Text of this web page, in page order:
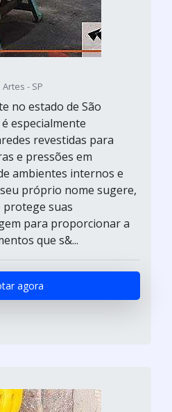
Artes - SP
no estado de São
especialmente
revestidas para
e pressões em
ambientes internos e
próprio nome sugere,
suas
para proporcionar a
que s&...
agora